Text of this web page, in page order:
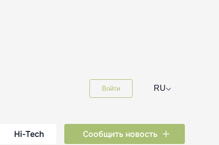
Войти RU⌵
Hi-Tech Сообщить новость